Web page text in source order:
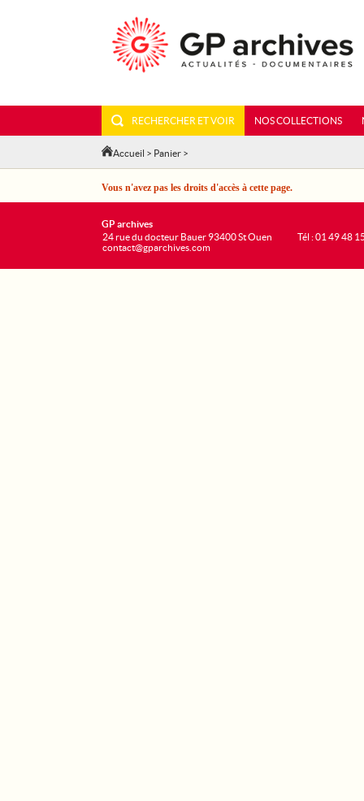
RECHERCHER ET VOIR NOS COLLECTIONS
Accueil > Panier >
Vous n'avez pas les droits d'accès à cette page.
GP archives
24 rue du docteur Bauer 93400 St Ouen
contact@gparchives.com
Tél : 01 49 48